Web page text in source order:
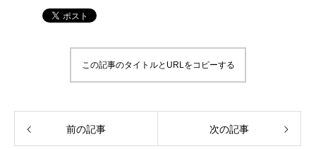
この記事のタイトルとURLをコピーする
前の記事 次の記事